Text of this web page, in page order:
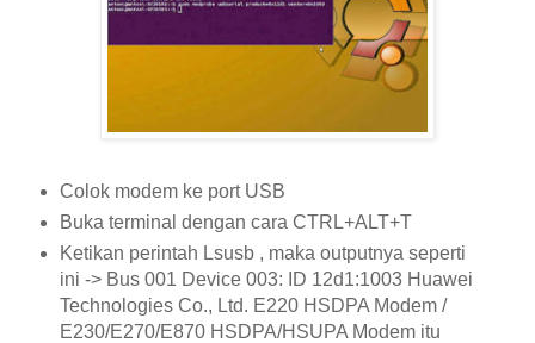
Colok modem ke port USB
Buka terminal dengan cara CTRL+ALT+T
Ketikan perintah Lsusb , maka outputnya seperti
ini -> Bus 001 Device 003: ID 12d1:1003 Huawei
Technologies Co., Ltd. E220 HSDPA Modem /
E230/E270/E870 HSDPA/HSUPA Modem itu